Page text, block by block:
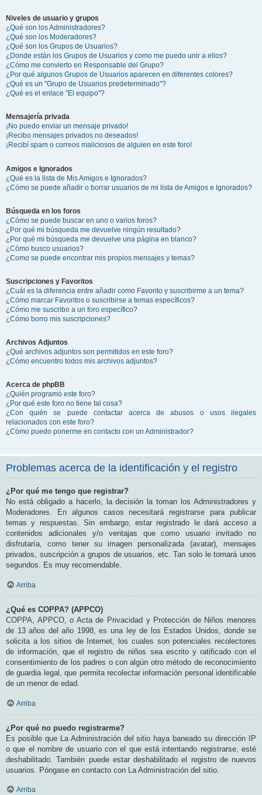
Niveles de usuario y grupos
¿Qué son los Administradores?
¿Qué son los Moderadores?
¿Qué son los Grupos de Usuarios?
¿Donde están los Grupos de Usuarios y como me puedo unir a ellos?
¿Cómo me convierto en Responsable del Grupo?
¿Por qué algunos Grupos de Usuarios aparecen en diferentes colores?
¿Qué es un "Grupo de Usuarios predeterminado"?
¿Qué es el enlace "El equipo"?
Mensajería privada
¡No puedo enviar un mensaje privado!
¡Recibo mensajes privados no deseados!
¡Recibí spam o correos maliciosos de alguien en este foro!
Amigos e Ignorados
¿Qué es la lista de Mis Amigos e Ignorados?
¿Cómo se puede añadir o borrar usuarios de mi lista de Amigos e Ignorados?
Búsqueda en los foros
¿Cómo se puede buscar en uno o varios foros?
¿Por qué mi búsqueda me devuelve ningún resultado?
¿Por qué mi búsqueda me devuelve una página en blanco?
¿Cómo busco usuarios?
¿Como se puede encontrar mis propios mensajes y temas?
Suscripciones y Favoritos
¿Cuál es la diferencia entre añadir como Favorito y suscribirme a un tema?
¿Cómo marcar Favoritos o suscribirse a temas específicos?
¿Cómo me suscribo a un foro específico?
¿Cómo borro mis suscripciones?
Archivos Adjuntos
¿Qué archivos adjuntos son permitidos en este foro?
¿Cómo encuentro todos mis archivos adjuntos?
Acerca de phpBB
¿Quién programó este foro?
¿Por qué este foro no tiene tal cosa?
¿Con quién se puede contactar acerca de abusos o usos ilegales
relacionados con este foro?
¿Cómo puedo ponerme en contacto con un Administrador?
Problemas acerca de la identificación y el registro
¿Por qué me tengo que registrar?
No está obligado a hacerlo, la decisión la toman los Administradores y
Moderadores. En algunos casos necesitará registrarse para publicar
temas y respuestas. Sin embargo, estar registrado le dará acceso a
contenidos adicionales y/o ventajas que como usuario invitado no
disfrutaría, como tener su imagen personalizada (avatar), mensajes
privados, suscripción a grupos de usuarios, etc. Tan solo le tomará unos
segundos. Es muy recomendable.
Arriba
¿Qué es COPPA? (APPCO)
COPPA, APPCO, o Acta de Privacidad y Protección de Niños menores
de 13 años del año 1998, es una ley de los Estados Unidos, donde se
solicita a los sitios de Internet, los cuales son potenciales recolectores
de información, que el registro de niños sea escrito y ratificado con el
consentimiento de los padres o con algún otro método de reconocimiento
de guardia legal, que permita recolectar información personal identificable
de un menor de edad.
Arriba
¿Por qué no puedo registrarme?
Es posible que La Administración del sitio haya baneado su dirección IP
o que el nombre de usuario con el que está intentando registrarse, esté
deshabilitado. También puede estar deshabilitado el registro de nuevos
usuarios. Póngase en contacto con La Administración del sitio.
Arriba